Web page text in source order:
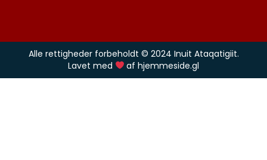
Alle rettigheder forbeholdt © 2024 Inuit Ataqatigiit.
Lavet med
af hjemmeside.gl